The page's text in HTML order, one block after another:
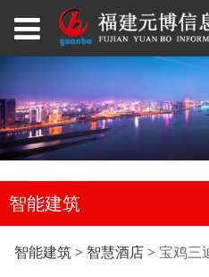
智能建筑
宝鸡三迪佩
智能建筑> 智慧酒店> 宝鸡三